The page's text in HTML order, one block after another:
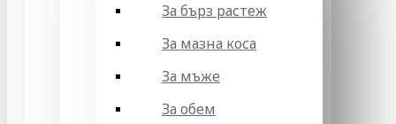
За бърз растеж
За мазна коса
За мъже
За обем